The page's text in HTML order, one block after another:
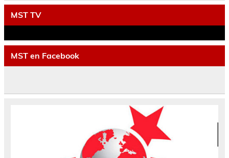
MST TV
MST en Facebook